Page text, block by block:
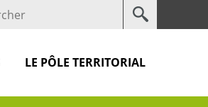
LE PÔLE TERRITORIAL